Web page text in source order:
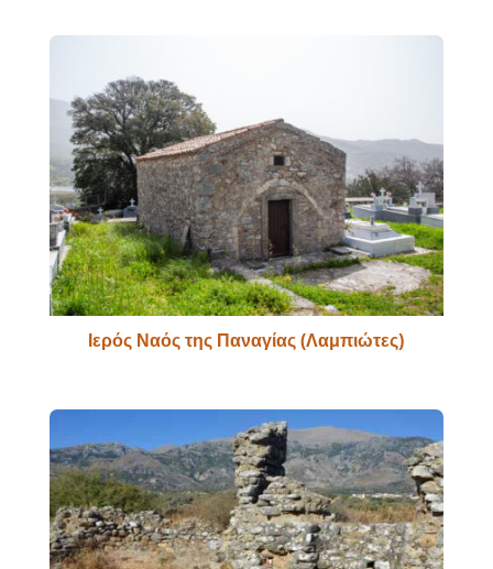
Ιερός Ναός της Παναγίας (Λαμπιώτες)